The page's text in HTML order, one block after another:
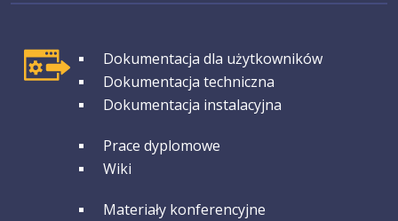
GRUPA 1Dokumentacja dla użytkowników
Dokumentacja techniczna
Dokumentacja instalacyjna
GRUPA 2Prace dyplomowe
Wiki
GRUPA 3Materiały konferencyjne